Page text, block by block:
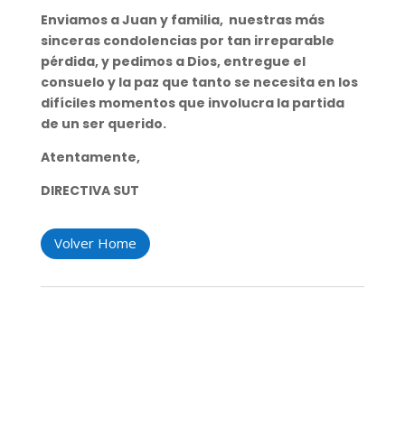
Enviamos a Juan y familia, nuestras más
sinceras condolencias por tan irreparable
pérdida, y pedimos a Dios, entregue el
consuelo y la paz que tanto se necesita en los
difíciles momentos que involucra la partida
de un ser querido.
Atentamente,
DIRECTIVA SUT
Volver Home